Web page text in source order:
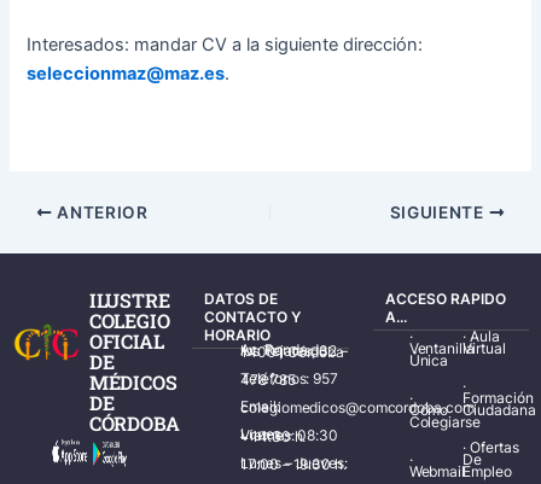
Interesados: mandar CV a la siguiente dirección:
seleccionmaz@maz.es.
ANTERIOR SIGUIENTE
ILUSTRE
COLEGIO
OFICIAL
DE
MÉDICOS
DE
CÓRDOBA
DATOS DE
CONTACTO Y
HORARIO
Av. Ronda de los Tejares, 32 – 14001 Córdoba
Teléfonos: 957 478 785
Email: colegiomedicos@comcordoba.com
Lunes – Viernes: 08:30 – 14:30 h.
Lunes – Jueves: 17:00 – 19:30 h.
ACCESO RAPIDO
A...
·
Ventanilla
Única
·
Cómo
Colegiarse
·
Webmail
·Aula
Virtual
·
Formación
Ciudadana
·Ofertas
De
Empleo